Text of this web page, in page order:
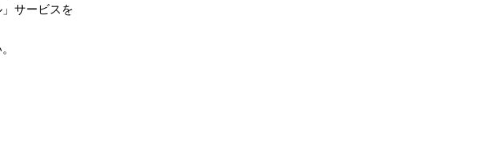
サービスを